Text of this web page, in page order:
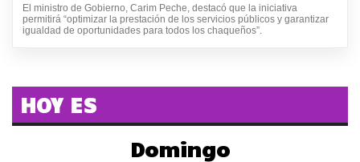
El ministro de Gobierno, Carim Peche, destacó que la iniciativa
permitirá “optimizar la prestación de los servicios públicos y garantizar
igualdad de oportunidades para todos los chaqueños”.
HOY ES
Domingo